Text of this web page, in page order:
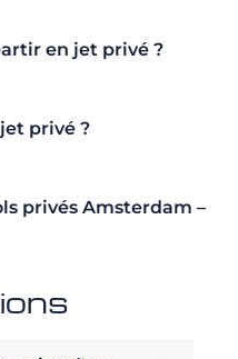
en jet privé ?
privé ?
privés Amsterdam –